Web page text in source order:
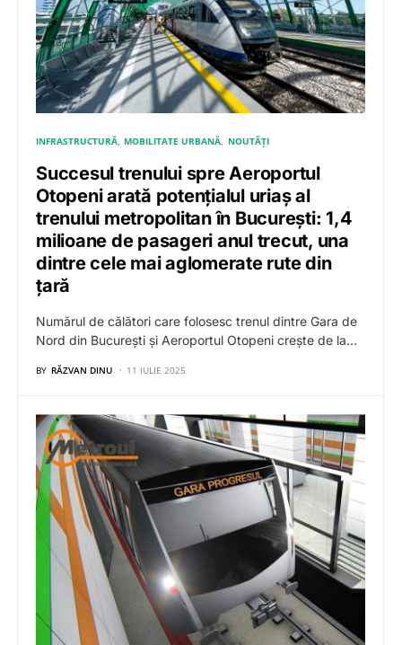
INFRASTRUCTURĂ MOBILITATE URBANĂ NOUTĂȚI
Succesul trenului spre Aeroportul
Otopeni arată potențialul uriaș al
trenului metropolitan în București: 1,4
milioane de pasageri anul trecut, una
dintre cele mai aglomerate rute din
țară
Numărul de călători care folosesc trenul dintre Gara de
Nord din București și Aeroportul Otopeni crește de la…
BY RĂZVAN DINU 11 IULIE 2025